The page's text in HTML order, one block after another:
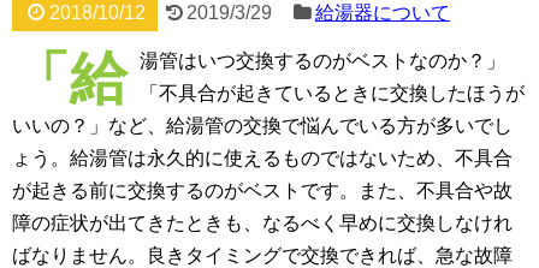
2018/10/12 2019/3/29 給湯器について
「給 湯管はいつ交換するのがベストなのか？」
「不具合が起きているときに交換したほうが
いいの？」など、給湯管の交換で悩んでいる方が多いでし
ょう。給湯管は永久的に使えるものではないため、不具合
が起きる前に交換するのがベストです。また、不具合や故
障の症状が出てきたときも、なるべく早めに交換しなけれ
ばなりません。良きタイミングで交換できれば、急な故障